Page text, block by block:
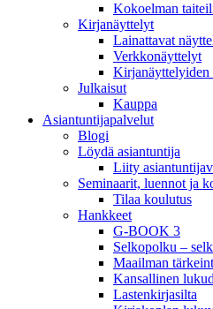
Kokoelman
Kirjanäyttelyt
Lainattavat
Verkkonäyttelyt
Kirjanäyttelyiden
Julkaisut
Kauppa
Asiantuntija­palvelut
Blogi
Löydä asiantuntija
Liity
Seminaarit, luennot ja
Tilaa koulutus
Hankkeet
G-BOOK 3
Selkopolku –
Maailman
Kansallinen
Lastenkirjasilta